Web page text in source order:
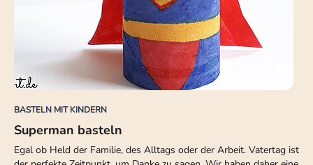
BASTELN MIT KINDERN
Superman basteln
Egal ob Held der Familie, des Alltags oder der Arbeit. Vatertag ist